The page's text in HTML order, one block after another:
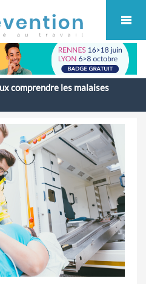
comprendre les malaises